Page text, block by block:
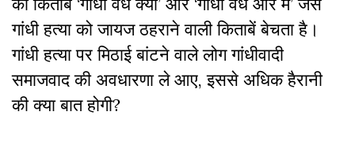
गांधी हत्या को जायज ठहराने वाली किताबें बेचता है।
गांधी हत्या पर मिठाई बांटने वाले लोग गांधीवादी
समाजवाद की अवधारणा ले आए, इससे अधिक हैरानी
की क्या बात होगी?